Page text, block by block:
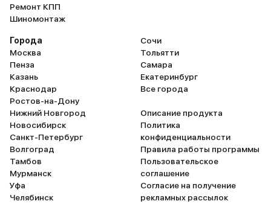
Ремонт КПП
Шиномонтаж
Города
Москва
Пенза
Казань
Краснодар
Ростов-на-Дону
Нижний Новгород
Новосибирск
Санкт-Петербург
Волгоград
Тамбов
Мурманск
Уфа
Челябинск
Сочи
Тольятти
Самара
Екатеринбург
Все города
Описание продукта
Политика
конфиденциальности
Правила работы программы
Пользовательское
соглашение
Согласие на получение
рекламных рассылок